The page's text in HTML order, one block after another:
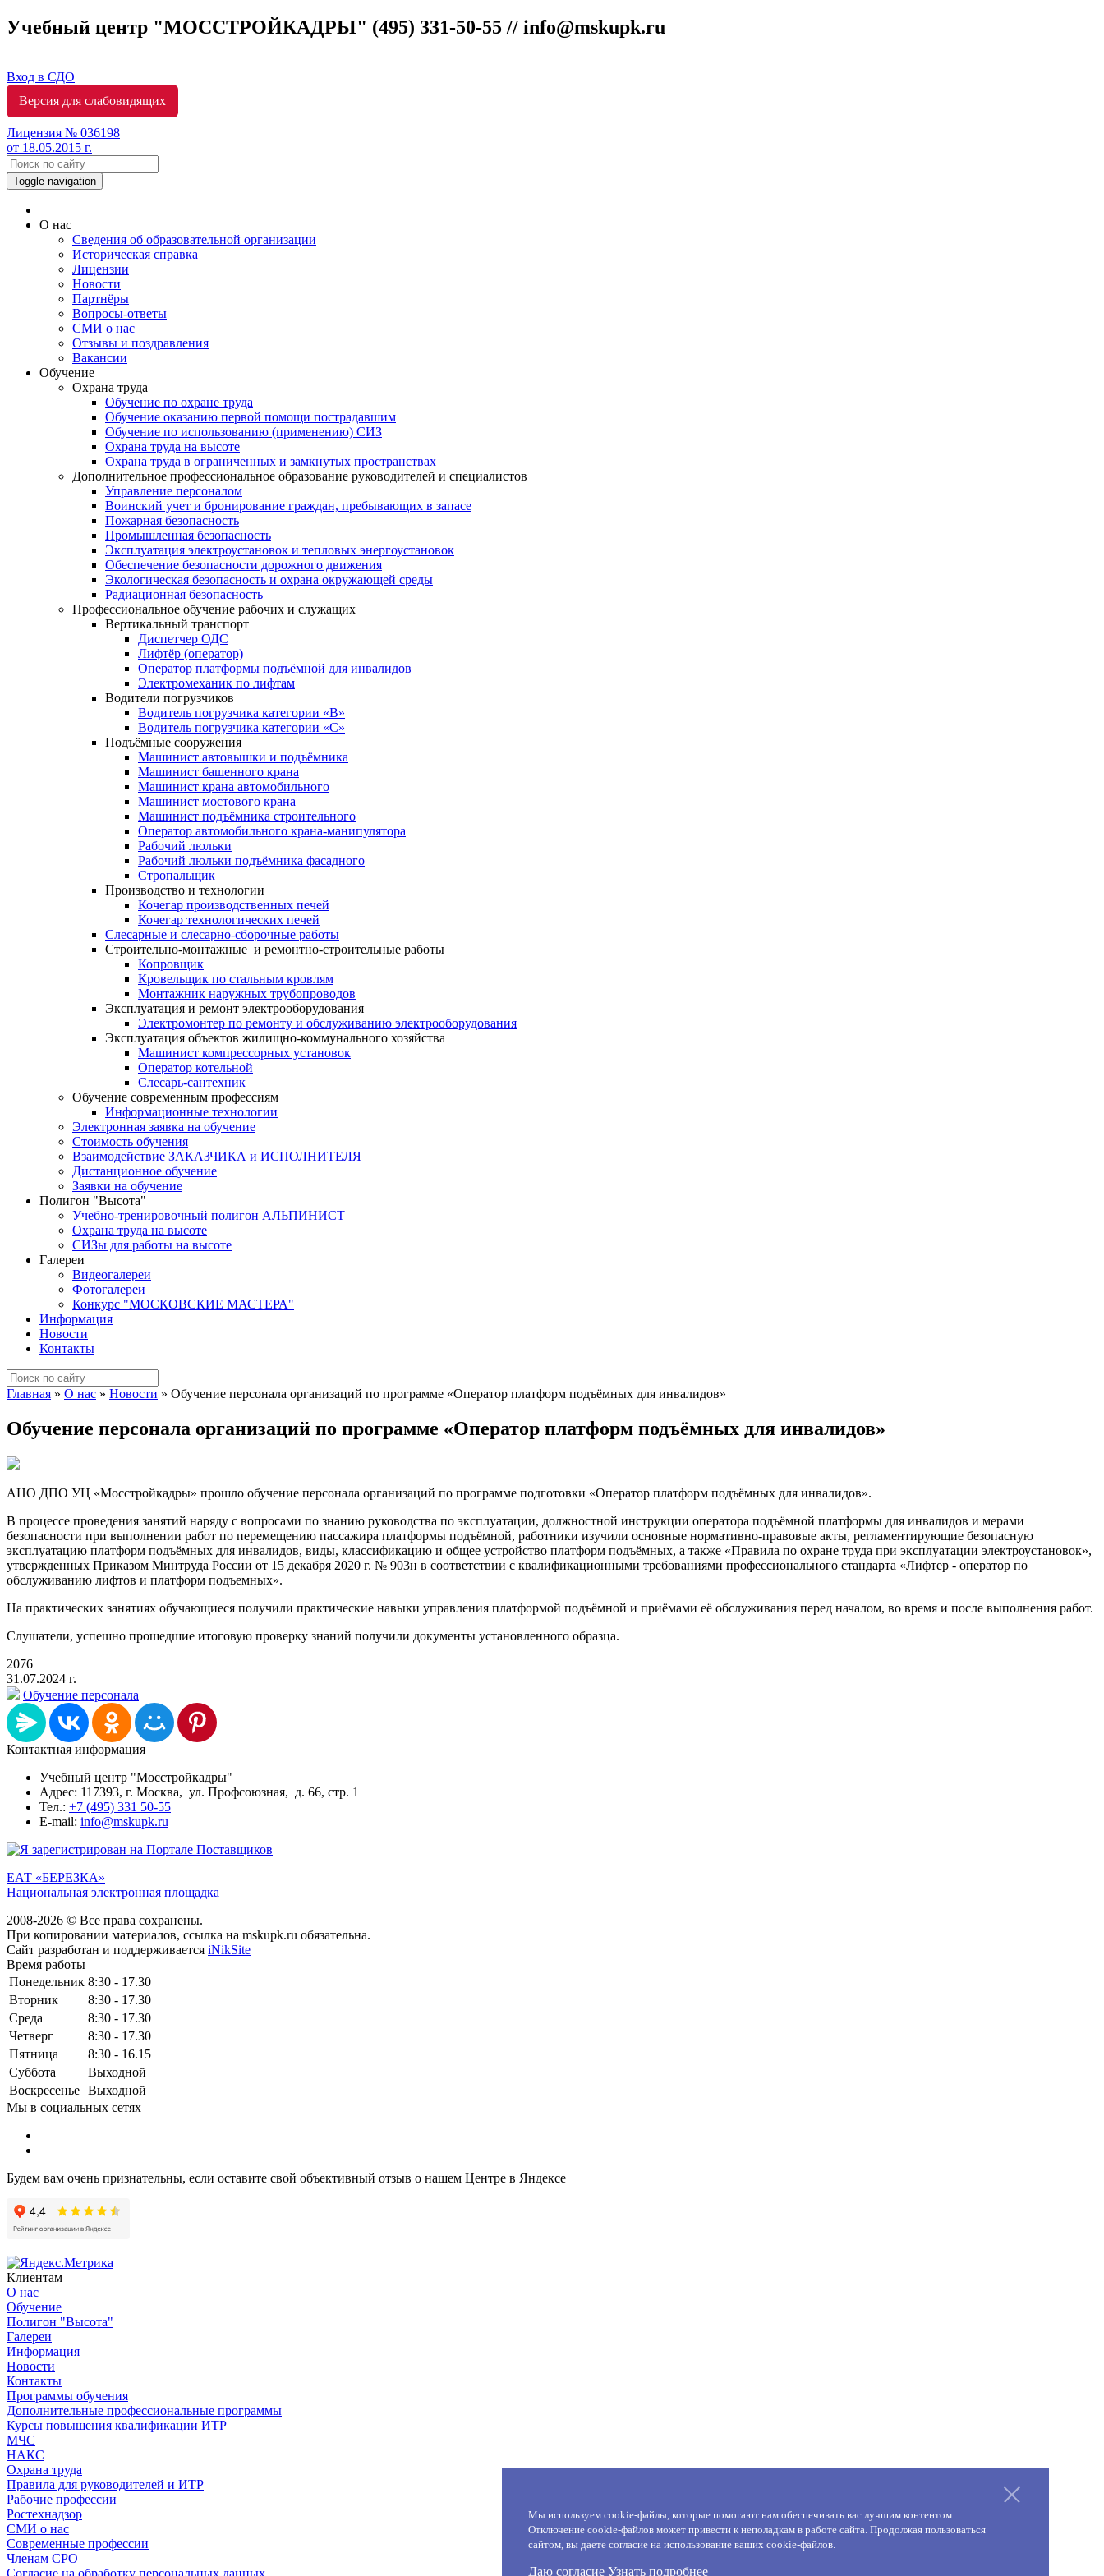
Учебный центр "МОССТРОЙКАДРЫ" (495) 331-50-55 // info@mskupk.ru
Вход в СДО
Версия для слабовидящих
Лицензия № 036198
от 18.05.2015 г.
Toggle navigation
О нас
Сведения об образовательной организации
Историческая справка
Лицензии
Новости
Партнёры
Вопросы-ответы
СМИ о нас
Отзывы и поздравления
Вакансии
Обучение
Охрана труда
Обучение по охране труда
Обучение оказанию первой помощи пострадавшим
Обучение по использованию (применению) СИЗ
Охрана труда на высоте
Охрана труда в ограниченных и замкнутых пространствах
Дополнительное профессиональное образование руководителей и специалистов
Управление персоналом
Воинский учет и бронирование граждан, пребывающих в запасе
Пожарная безопасность
Промышленная безопасность
Эксплуатация электроустановок и тепловых энергоустановок
Обеспечение безопасности дорожного движения
Экологическая безопасность и охрана окружающей среды
Радиационная безопасность
Профессиональное обучение рабочих и служащих
Вертикальный транспорт
Диспетчер ОДС
Лифтёр (оператор)
Оператор платформы подъёмной для инвалидов
Электромеханик по лифтам
Водители погрузчиков
Водитель погрузчика категории «B»
Водитель погрузчика категории «С»
Подъёмные сооружения
Машинист автовышки и подъёмника
Машинист башенного крана
Машинист крана автомобильного
Машинист мостового крана
Машинист подъёмника строительного
Оператор автомобильного крана-манипулятора
Рабочий люльки
Рабочий люльки подъёмника фасадного
Стропальщик
Производство и технологии
Кочегар производственных печей
Кочегар технологических печей
Слесарные и слесарно-сборочные работы
Строительно-монтажные и ремонтно-строительные работы
Копровщик
Кровельщик по стальным кровлям
Монтажник наружных трубопроводов
Эксплуатация и ремонт электрооборудования
Электромонтер по ремонту и обслуживанию электрооборудования
Эксплуатация объектов жилищно-коммунального хозяйства
Машинист компрессорных установок
Оператор котельной
Слесарь-сантехник
Обучение современным профессиям
Информационные технологии
Электронная заявка на обучение
Стоимость обучения
Взаимодействие ЗАКАЗЧИКА и ИСПОЛНИТЕЛЯ
Дистанционное обучение
Заявки на обучение
Полигон "Высота"
Учебно-тренировочный полигон АЛЬПИНИСТ
Охрана труда на высоте
СИЗы для работы на высоте
Галереи
Видеогалереи
Фотогалереи
Конкурс "МОСКОВСКИЕ МАСТЕРА"
Информация
Новости
Контакты
Главная » О нас » Новости » Обучение персонала организаций по программе «Оператор платформ подъёмных для инвалидов»
Обучение персонала организаций по программе «Оператор платформ подъёмных для инвалидов»
АНО ДПО УЦ «Мосстройкадры» прошло обучение персонала организаций по программе подготовки «Оператор платформ подъёмных для инвалидов».
В процессе проведения занятий наряду с вопросами по знанию руководства по эксплуатации, должностной инструкции оператора подъёмной платформы для инвалидов и мерами
безопасности при выполнении работ по перемещению пассажира платформы подъёмной, работники изучили основные нормативно-правовые акты, регламентирующие безопасную
эксплуатацию платформ подъёмных для инвалидов, виды, классификацию и общее устройство платформ подъёмных, а также «Правила по охране труда при эксплуатации электроустановок»,
утвержденных Приказом Минтруда России от 15 декабря 2020 г. № 903н в соответствии с квалификационными требованиями профессионального стандарта «Лифтер - оператор по
обслуживанию лифтов и платформ подъемных».
На практических занятиях обучающиеся получили практические навыки управления платформой подъёмной и приёмами её обслуживания перед началом, во время и после выполнения работ.
Слушатели, успешно прошедшие итоговую проверку знаний получили документы установленного образца.
2076
31.07.2024 г.
Обучение персонала
Контактная информация
Учебный центр "Мосстройкадры"
Адрес: 117393, г. Москва, ул. Профсоюзная, д. 66, стр. 1
Тел.: +7 (495) 331 50-55
E-mail: info@mskupk.ru
ЕАТ «БЕРЕЗКА»
Национальная электронная площадка
2008-2026 © Все права сохранены.
При копировании материалов, ссылка на mskupk.ru обязательна.
Сайт разработан и поддерживается iNikSite
Время работы
Понедельник 8:30 - 17.30
Вторник
8:30 - 17.30
Среда
8:30 - 17.30
Четверг
8:30 - 17.30
Пятница
8:30 - 16.15
Суббота
Выходной
Воскресенье Выходной
Мы в социальных сетях
Будем вам очень признательны, если оставите свой объективный отзыв о нашем Центре в Яндексе
Клиентам
О нас
Обучение
Полигон "Высота"
Галереи
Информация
Новости
Контакты
Программы обучения
Дополнительные профессиональные программы
Курсы повышения квалификации ИТР
МЧС
НАКС
Охрана труда
Правила для руководителей и ИТР
Рабочие профессии
Ростехнадзор
СМИ о нас
Современные профессии
Членам СРО
Согласие на обработку персональных данных
Мы используем cookie-файлы, которые помогают нам обеспечивать вас лучшим контентом.
Отключение cookie-файлов может привести к неполадкам в работе сайта. Продолжая пользоваться
сайтом, вы даете согласие на использование ваших cookie-файлов.
Даю согласие Узнать подробнее